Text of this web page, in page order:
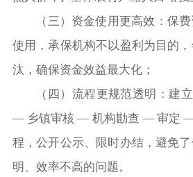
（三） 资金使用更高效：保
使用，承保机构不以盈利为目的
汰，确保资金效益最大化；
（四） 流程更规范透明：建
— 乡镇审核 — 机构勘查 — 审定 —
程，公开公示、限时办结，避免
明、效率不高的问题。